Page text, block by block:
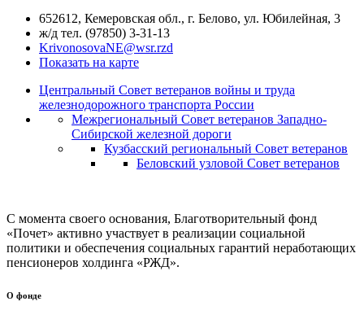
652612, Кемеровская обл., г. Белово, ул. Юбилейная, 3
ж/д тел. (97850) 3-31-13
KrivonosovaNE@wsr.rzd
Показать на карте
Центральный Совет ветеранов войны и труда
железнодорожного транспорта России
Межрегиональный Совет ветеранов Западно-
Сибирской железной дороги
Кузбасский региональный Совет ветеранов
Беловский узловой Совет ветеранов
С момента своего основания, Благотворительный фонд
«Почет» активно участвует в реализации социальной
политики и обеспечения социальных гарантий неработающих
пенсионеров холдинга «РЖД».
О фонде